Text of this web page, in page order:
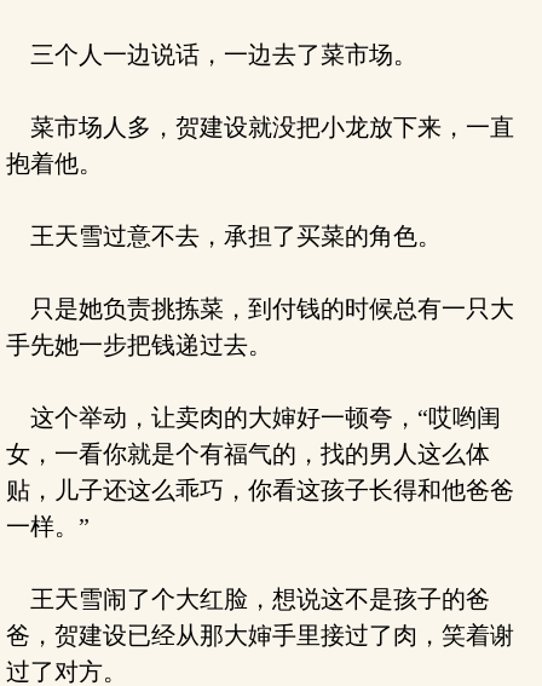
三个人一边说话，一边去了菜市场。
菜市场人多，贺建设就没把小龙放下来，一直
抱着他。
王天雪过意不去，承担了买菜的角色。
只是她负责挑拣菜，到付钱的时候总有一只大
手先她一步把钱递过去。
这个举动，让卖肉的大婶好一顿夸，“哎哟闺
女，一看你就是个有福气的，找的男人这么体
贴，儿子还这么乖巧，你看这孩子长得和他爸爸
一样。”
王天雪闹了个大红脸，想说这不是孩子的爸
爸，贺建设已经从那大婶手里接过了肉，笑着谢
过了对方。